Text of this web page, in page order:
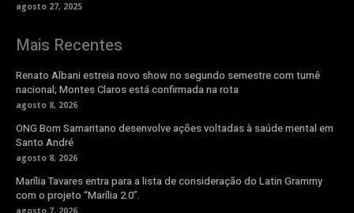
agosto 27, 2025
Mais Recentes
Renato Albani estreia novo show no segundo semestre com turnê
nacional; Montes Claros está confirmada na rota
agosto 8, 2026
ONG Bom Samaritano desenvolve ações voltadas à saúde mental em
Santo André
agosto 8, 2026
Marília Tavares entra para a lista de consideração do Latin Grammy
com o projeto “Marília 2.0”.